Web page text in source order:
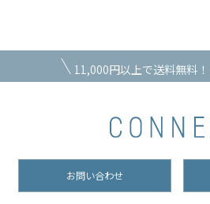
11,000円以上で送料無料！
お問い合わせ